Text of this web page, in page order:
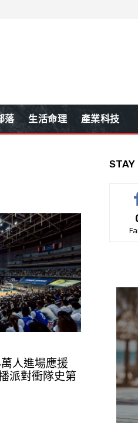
落 生活命理 產業科技
人進場應援
派對衝隊史第
STAY